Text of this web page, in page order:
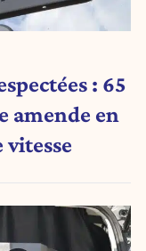
: 65
amende en
vitesse